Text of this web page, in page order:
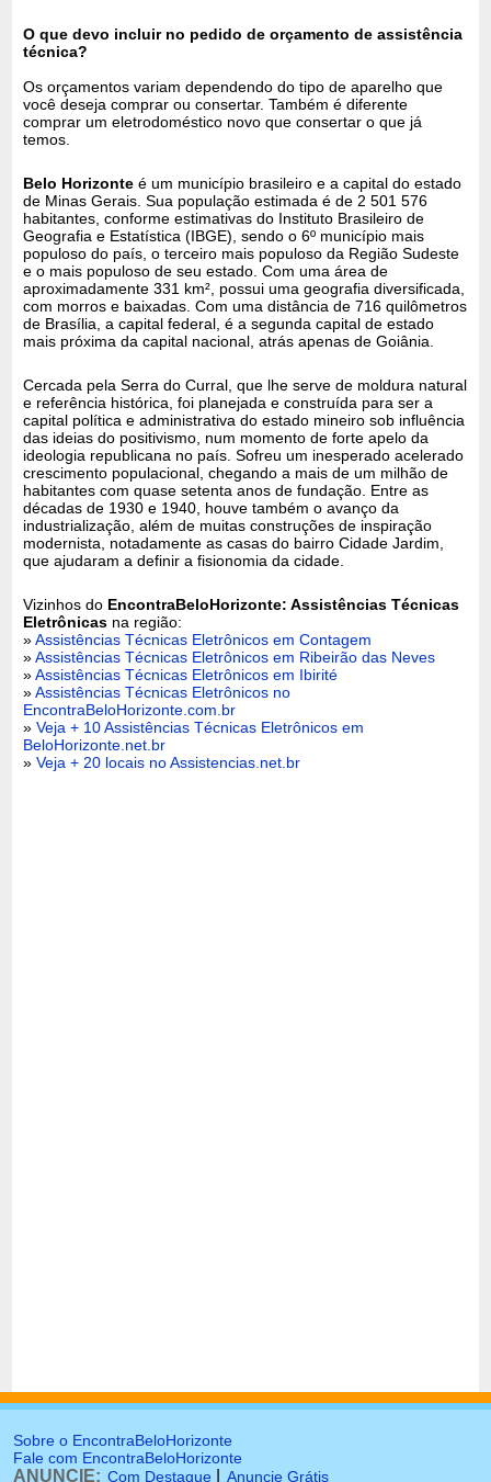
O que devo incluir no pedido de orçamento de assistência
técnica?
Os orçamentos variam dependendo do tipo de aparelho que
você deseja comprar ou consertar. Também é diferente
comprar um eletrodoméstico novo que consertar o que já
temos.
Belo Horizonte é um município brasileiro e a capital do estado
de Minas Gerais. Sua população estimada é de 2 501 576
habitantes, conforme estimativas do Instituto Brasileiro de
Geografia e Estatística (IBGE), sendo o 6º município mais
populoso do país, o terceiro mais populoso da Região Sudeste
e o mais populoso de seu estado. Com uma área de
aproximadamente 331 km², possui uma geografia diversificada,
com morros e baixadas. Com uma distância de 716 quilômetros
de Brasília, a capital federal, é a segunda capital de estado
mais próxima da capital nacional, atrás apenas de Goiânia.
Cercada pela Serra do Curral, que lhe serve de moldura natural
e referência histórica, foi planejada e construída para ser a
capital política e administrativa do estado mineiro sob influência
das ideias do positivismo, num momento de forte apelo da
ideologia republicana no país. Sofreu um inesperado acelerado
crescimento populacional, chegando a mais de um milhão de
habitantes com quase setenta anos de fundação. Entre as
décadas de 1930 e 1940, houve também o avanço da
industrialização, além de muitas construções de inspiração
modernista, notadamente as casas do bairro Cidade Jardim,
que ajudaram a definir a fisionomia da cidade.
Vizinhos do EncontraBeloHorizonte: Assistências Técnicas
Eletrônicas na região:
»Assistências Técnicas Eletrônicos em Contagem
»Assistências Técnicas Eletrônicos em Ribeirão das Neves
»Assistências Técnicas Eletrônicos em Ibirité
»Assistências Técnicas Eletrônicos no
EncontraBeloHorizonte.com.br
»Veja + 10 Assistências Técnicas Eletrônicos em
BeloHorizonte.net.br
»Veja + 20 locais no Assistencias.net.br
Sobre o EncontraBeloHorizonte
Fale com EncontraBeloHorizonte
ANUNCIE: Com Destaque Anuncie Grátis